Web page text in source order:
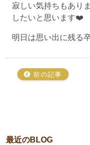
寂しい気持ちもあり
したいと思います❤️
明日は思い出に残る
前の記事
最近のBLOG